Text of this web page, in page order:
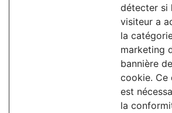
détecter si
visiteur a
la
marketing
bannière de
cookie. Ce
est
la